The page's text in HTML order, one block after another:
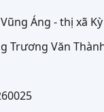
Áng - thị xã
Trương Văn